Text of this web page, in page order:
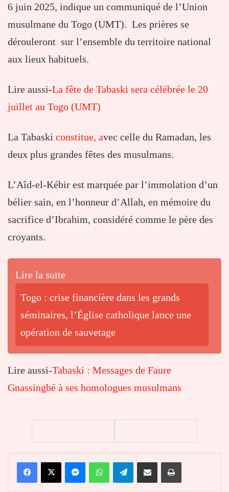
6 juin 2025, indique un communiqué de l’Union
musulmane du Togo (UMT). Les prières se
dérouleront sur l’ensemble du territoire national
aux lieux habituels.
Lire aussi-La fête de Tabaski sera célébrée le 20
juillet au Togo (UMT)
La Tabaski constitue, avec celle du Ramadan, les
deux plus grandes fêtes des musulmans.
L’Aîd-el-Kébir est marquée par l’immolation d’un
bélier sain, en l’honneur d’Allah, en mémoire du
sacrifice d’Ibrahim, considéré comme le père des
croyants.
Lire la suite
Togo : crise financière dans les grands
séminaires, l’Église catholique lance une
opération de sauvetage
Lire aussi-Tabaski : Messages de Faure
Gnassingbé à ses homologues musulmans
FacebookX MessengerWhatsAppTelegramPartager par email Imprimer